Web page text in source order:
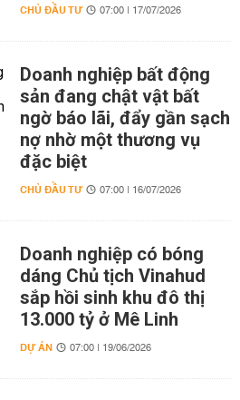
CHỦ ĐẦU TƯ 07:00 | 17/07/2026
Doanh nghiệp bất động
sản đang chật vật bất
ngờ báo lãi, đẩy gần sạch
nợ nhờ một thương vụ
đặc biệt
CHỦ ĐẦU TƯ 07:00 | 16/07/2026
Doanh nghiệp có bóng
dáng Chủ tịch Vinahud
sắp hồi sinh khu đô thị
13.000 tỷ ở Mê Linh
DỰ ÁN 07:00 | 19/06/2026